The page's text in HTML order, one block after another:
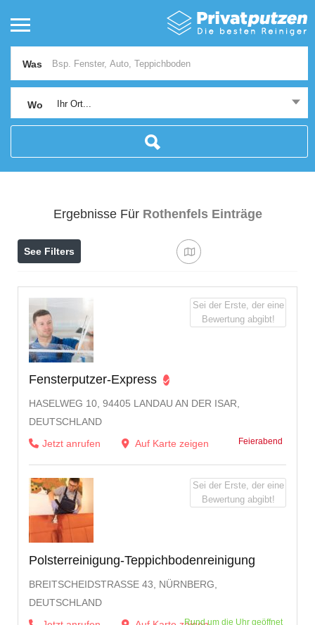
Was
Wo Ihr Ort...
Ergebnisse Für Rothenfels Einträge
See Filters
Fensterputzer-Express
HASELWEG 10, 94405 LANDAU AN DER ISAR,
DEUTSCHLAND
Jetzt anrufen
Auf Karte zeigen Feierabend
Sei der Erste, der eine
Bewertung abgibt!
Polsterreinigung-Teppichbodenreinigung
BREITSCHEIDSTRASSE 43, NÜRNBERG, D
EUTSCHLAND
Rund um die Uhr geöffnet
Sei der Erste, der eine
Bewertung abgibt!